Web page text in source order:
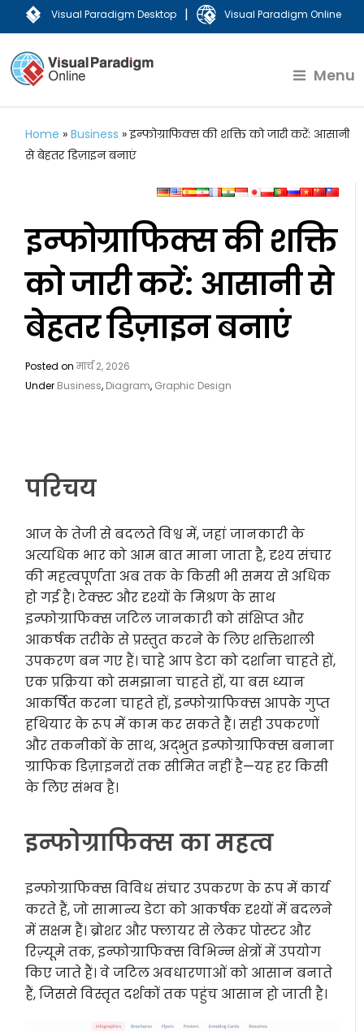
Visual Paradigm Desktop | Visual Paradigm Online
Menu
Home »Business »इन्फोग्राफिक्स की शक्ति को जारी करें: आसानी
से बेहतर डिज़ाइन बनाएं
इन्फोग्राफिक्स की शक्ति
को जारी करें: आसानी से
बेहतर डिज़ाइन बनाएं
Posted onमार्च 2, 2026
Under Business, Diagram, Graphic Design
परिचय
आज के तेजी से बदलते विश्व में, जहां जानकारी के
अत्यधिक भार को आम बात माना जाता है, दृश्य संचार
की महत्वपूर्णता अब तक के किसी भी समय से अधिक
हो गई है। टेक्स्ट और दृश्यों के मिश्रण के साथ
इन्फोग्राफिक्स जटिल जानकारी को संक्षिप्त और
आकर्षक तरीके से प्रस्तुत करने के लिए शक्तिशाली
उपकरण बन गए हैं। चाहे आप डेटा को दर्शाना चाहते हों,
एक प्रक्रिया को समझाना चाहते हों, या बस ध्यान
आकर्षित करना चाहते हों, इन्फोग्राफिक्स आपके गुप्त
हथियार के रूप में काम कर सकते हैं। सही उपकरणों
और तकनीकों के साथ, अद्भुत इन्फोग्राफिक्स बनाना
ग्राफिक डिज़ाइनरों तक सीमित नहीं है—यह हर किसी
के लिए संभव है।
इन्फोग्राफिक्स का महत्व
इन्फोग्राफिक्स विविध संचार उपकरण के रूप में कार्य
करते हैं, जो सामान्य डेटा को आकर्षक दृश्यों में बदलने
में सक्षम हैं। ब्रोशर और फ्लायर से लेकर पोस्टर और
रिज़्यूमे तक, इन्फोग्राफिक्स विभिन्न क्षेत्रों में उपयोग
किए जाते हैं। वे जटिल अवधारणाओं को आसान बनाते
हैं, जिससे विस्तृत दर्शकों तक पहुंच आसान हो जाती है।